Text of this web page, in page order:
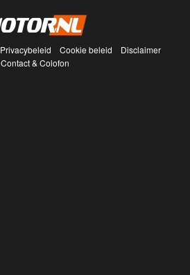
Privacybeleid Cookie beleid
Disclaimer
Contact & Colofon